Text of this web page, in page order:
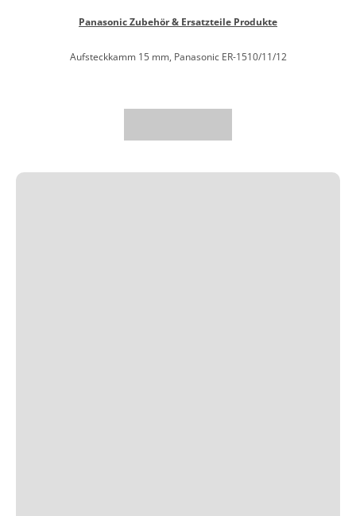
Panasonic Zubehör & Ersatzteile Produkte
Aufsteckkamm 15 mm, Panasonic ER-1510/11/12